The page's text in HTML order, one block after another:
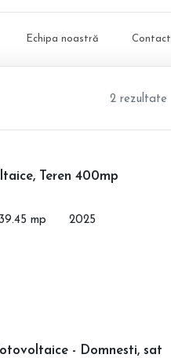
Echipa noastră Contact
2 rezultate
Teren 400mp
mp 2025
- Domnesti, sat